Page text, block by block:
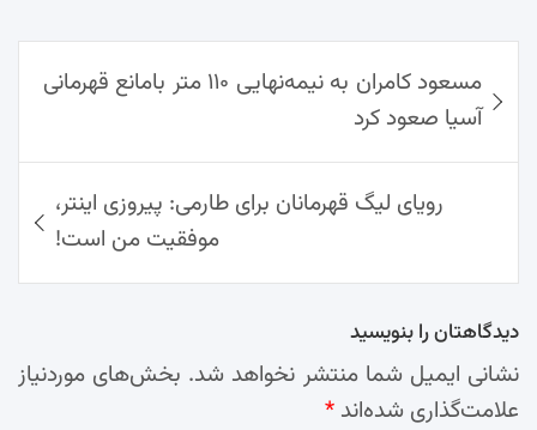
ok
Ap
p
Lin
k
Mai
l
am
راهبری
نوشته‌ها
مسعود کامران به نیمه‌نهایی ۱۱۰ متر بامانع قهرمانی
آسیا صعود کرد
رویای لیگ قهرمانان برای طارمی: پیروزی اینتر،
موفقیت من است!
دیدگاهتان را بنویسید
نشانی ایمیل شما منتشر نخواهد شد. بخش‌های موردنیاز
علامت‌گذاری شده‌اند *